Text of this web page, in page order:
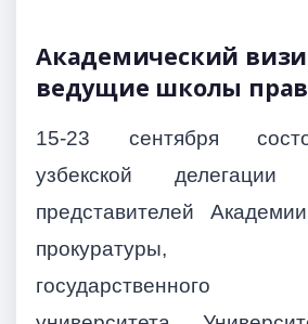
Академический
ведущие школы
15-23 сентября
узбекской
представителей
прокуратуры,
государственного